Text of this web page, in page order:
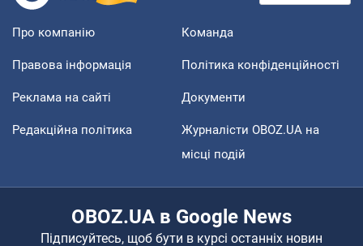
Про компанію Команда
Правова інформація Політика конфіденційності
Реклама на сайті Документи
Редакційна політика
Журналісти OBOZ.UA на
місці подій
OBOZ.UA в Google News
Підписуйтесь, щоб бути в курсі останніх новин